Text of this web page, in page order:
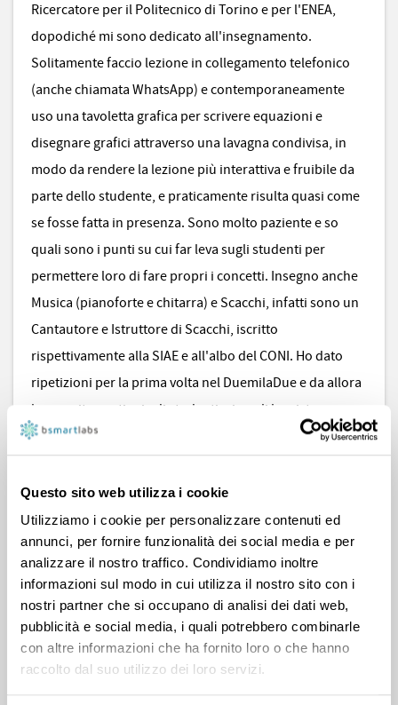
Questo sito web utilizza i cookie
Utilizziamo i cookie per personalizzare contenuti ed
annunci, per fornire funzionalità dei social media e per
analizzare il nostro traffico. Condividiamo inoltre
informazioni sul modo in cui utilizza il nostro sito con i
nostri partner che si occupano di analisi dei dati web,
pubblicità e social media, i quali potrebbero combinarle
con altre informazioni che ha fornito loro o che hanno
raccolto dal suo utilizzo dei loro servizi.
Ricercatore per il Politecnico di Torino e per l'ENEA,
dopodiché mi sono dedicato all'insegnamento.
Solitamente faccio lezione in collegamento telefonico
(anche chiamata WhatsApp) e contemporaneamente
uso una tavoletta grafica per scrivere equazioni e
disegnare grafici attraverso una lavagna condivisa, in
modo da rendere la lezione più interattiva e fruibile da
parte dello studente, e praticamente risulta quasi come
se fosse fatta in presenza. Sono molto paziente e so
quali sono i punti su cui far leva sugli studenti per
permettere loro di fare propri i concetti. Insegno anche
Musica (pianoforte e chitarra) e Scacchi, infatti sono un
Cantautore e Istruttore di Scacchi, iscritto
rispettivamente alla SIAE e all'albo del CONI. Ho dato
ripetizioni per la prima volta nel DuemilaDue e da allora
ho seguito centinaia di studenti, ai quali ho visto
conseguire ottimi risultati (oltre il 95% di successo), da
universitari, esami universitari, fino alla tesi di laurea.
Contattami per avere maggiori informazioni e se hai
bisogno di una mano per superare le tue difficoltà.
686 voti positivi e 70 recensioni